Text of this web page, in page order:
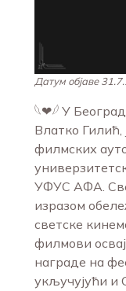
Датум објаве
𓆩❤︎𓆪 У
Влатко Гилић,
филмских
УФУС АФА.
изразом
светске
филмови
награде на
укључујући и